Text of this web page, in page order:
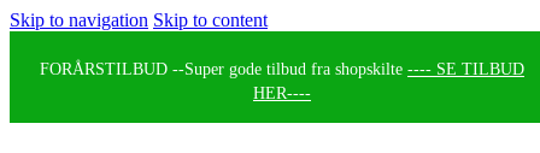
Skip to navigation Skip to content
FORÅRSTILBUD --Super gode tilbud fra shopskilte ---- SE TILBUD
HER----